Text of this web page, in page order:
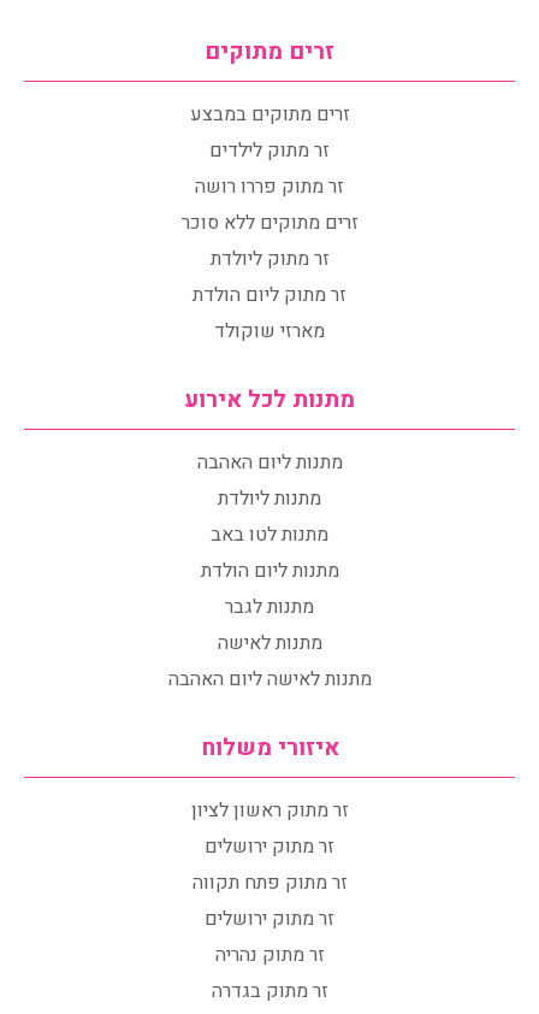
זרים מתוקים
זרים מתוקים במבצע
זר מתוק לילדים
זר מתוק פררו רושה
זרים מתוקים ללא סוכר
זר מתוק ליולדת
זר מתוק ליום הולדת
מארזי שוקולד
מתנות לכל אירוע
מתנות ליום האהבה
מתנות ליולדת
מתנות לטו באב
מתנות ליום הולדת
מתנות לגבר
מתנות לאישה
מתנות לאישה ליום האהבה
איזורי משלוח
זר מתוק ראשון לציון
זר מתוק ירושלים
זר מתוק פתח תקווה
זר מתוק ירושלים
זר מתוק נהריה
זר מתוק בגדרה